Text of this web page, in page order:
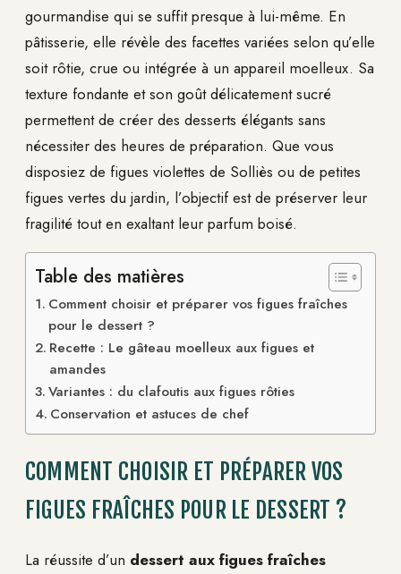
gourmandise qui se suffit presque à lui-même. En
pâtisserie, elle révèle des facettes variées selon qu’elle
soit rôtie, crue ou intégrée à un appareil moelleux. Sa
texture fondante et son goût délicatement sucré
permettent de créer des desserts élégants sans
nécessiter des heures de préparation. Que vous
disposiez de figues violettes de Solliès ou de petites
figues vertes du jardin, l’objectif est de préserver leur
fragilité tout en exaltant leur parfum boisé.
Table des matières
Comment choisir et préparer vos figues fraîches
pour le dessert ?
Recette : Le gâteau moelleux aux figues et
amandes
Variantes : du clafoutis aux figues rôties
Conservation et astuces de chef
COMMENT CHOISIR ET PRÉPARER VOS
FIGUES FRAÎCHES POUR LE DESSERT ?
La réussite d’un dessert aux figues fraîches